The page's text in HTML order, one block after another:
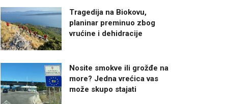
Tragedija na Biokovu,
planinar preminuo zbog
vrućine i dehidracije
Nosite smokve ili grožđe na
more? Jedna vrećica vas
može skupo stajati